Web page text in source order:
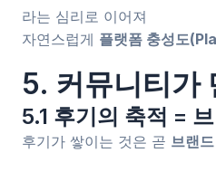
라는 심리로 이어져
자연스럽게 플랫폼 충성도
5. 커뮤니티가
5.1 후기의 축적 =
후기가 쌓이는 것은 곧 브랜